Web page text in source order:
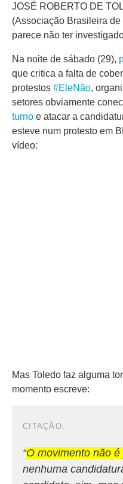
JOSÉ ROBERTO DE
(Associação Brasileira
parece não ter
Na noite de sábado (29),
que critica a falta de
protestos #EleNão,
setores obviamente
turno e atacar a
esteve num protesto em
vídeo:
Mas Toledo faz alguma
momento escreve:
“O movimento não
nenhuma